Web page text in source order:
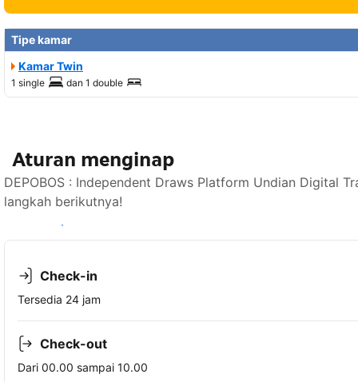
Tipe kamar
Kamar Twin
1 single dan 1 double
Aturan menginap
DEPOBOS : Independent Draws Platform Undian Digital
langkah berikutnya!
Lihat ketersediaan
Check-in
Tersedia 24 jam
Check-out
Dari 00.00 sampai 10.00